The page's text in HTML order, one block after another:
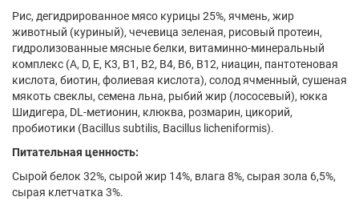
Рис, дегидрированное мясо курицы 25%, ячмень, жир
животный (куриный), чечевица зеленая, рисовый протеин,
гидролизованные мясные белки, витаминно-минеральный
комплекс (А, D, E, К3, В1, В2, В4, В6, В12, ниацин, пантотеновая
кислота, биотин, фолиевая кислота), солод ячменный, сушеная
мякоть свеклы, семена льна, рыбий жир (лососевый), юкка
Шидигера, DL-метионин, клюква, розмарин, цикорий,
пробиотики (Bacillus subtilis, Bacillus licheniformis).
Питательная ценность:
Сырой белок 32%, сырой жир 14%, влага 8%, сырая зола 6,5%,
сырая клетчатка 3%.